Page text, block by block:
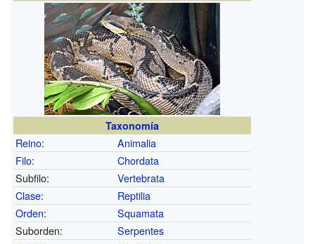
Taxonomía
Reino:
Animalia
Filo:
Chordata
Subfilo:
Vertebrata
Clase:
Reptilia
Orden:
Squamata
Suborden:
Serpentes